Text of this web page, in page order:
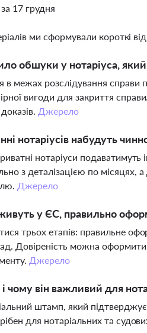
17 грудня
ми сформували короткі
обшуки у нотаріуса,
межах розслідування справи
вигоди для закриття
Джерело
нотаріусів набудуть
нотаріуси
з деталізацією по
Джерело
у ЄС, правильно
трьох етапів: правильне
Довіреність можна
Джерело
чому він важливий для
штамп, який підтверджує
для нотаріальних та